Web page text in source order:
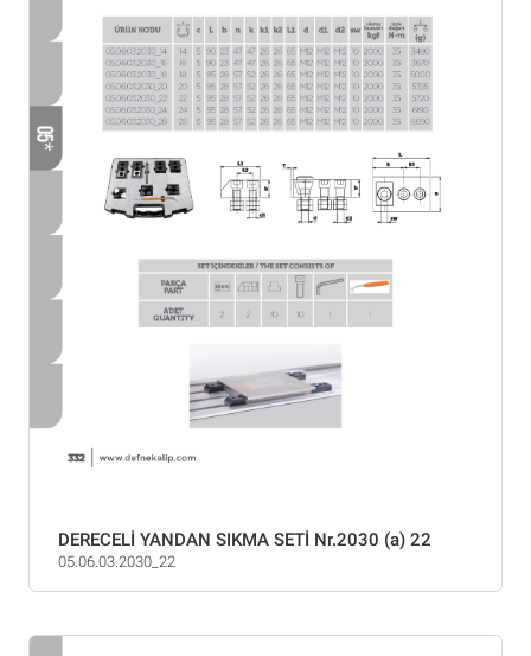
DERECELİ YANDAN SIKMA SETİ Nr.2030 (a) 22
05.06.03.2030_22